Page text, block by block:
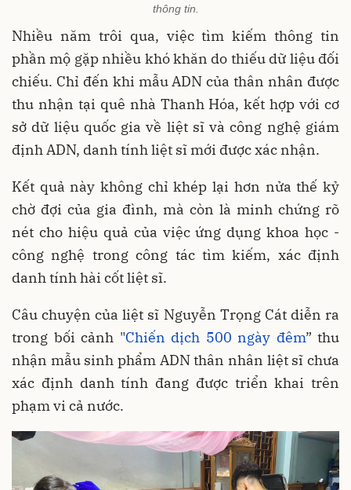
thông tin.
Nhiều năm trôi qua, việc tìm kiếm thông tin
phần mộ gặp nhiều khó khăn do thiếu dữ liệu đối
chiếu. Chỉ đến khi mẫu ADN của thân nhân được
thu nhận tại quê nhà Thanh Hóa, kết hợp với cơ
sở dữ liệu quốc gia về liệt sĩ và công nghệ giám
định ADN, danh tính liệt sĩ mới được xác nhận.
Kết quả này không chỉ khép lại hơn nửa thế kỷ
chờ đợi của gia đình, mà còn là minh chứng rõ
nét cho hiệu quả của việc ứng dụng khoa học -
công nghệ trong công tác tìm kiếm, xác định
danh tính hài cốt liệt sĩ.
Câu chuyện của liệt sĩ Nguyễn Trọng Cát diễn ra
trong bối cảnh "Chiến dịch 500 ngày đêm” thu
nhận mẫu sinh phẩm ADN thân nhân liệt sĩ chưa
xác định danh tính đang được triển khai trên
phạm vi cả nước.